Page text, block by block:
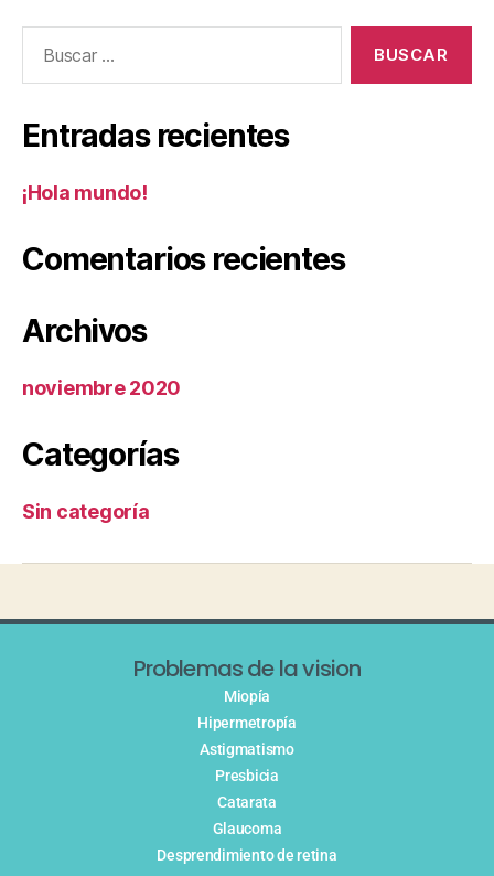
Entradas recientes
¡Hola mundo!
Comentarios recientes
Archivos
noviembre 2020
Categorías
Sin categoría
Problemas de la vision
Miopía
Hipermetropía
Astigmatismo
Presbicia
Catarata
Glaucoma
Desprendimiento de retina